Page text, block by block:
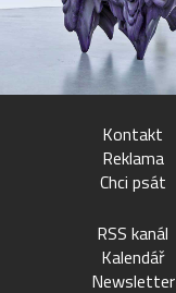
Kontakt
Reklama
Chci psát
RSS kanál
Kalendář
Newsletter